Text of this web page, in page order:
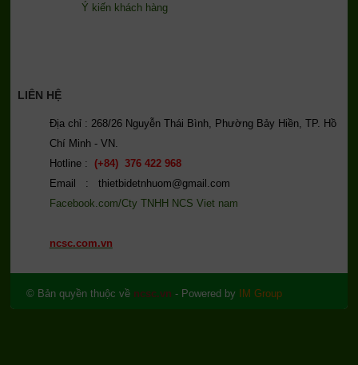
Ý kiến khách hàng
LIÊN HỆ
Địa chỉ : 268/26 Nguyễn Thái Bình, Phường Bảy Hiền, TP. Hồ
Chí Minh - VN.
Hotline : (+84) 376 422 968
Email : thietbidetnhuom@gmail.com
Facebook.com/Cty TNHH NCS Viet nam
ncsc.com.vn
© Bản quyền thuộc về ncsc.vn - Powered by IM Group